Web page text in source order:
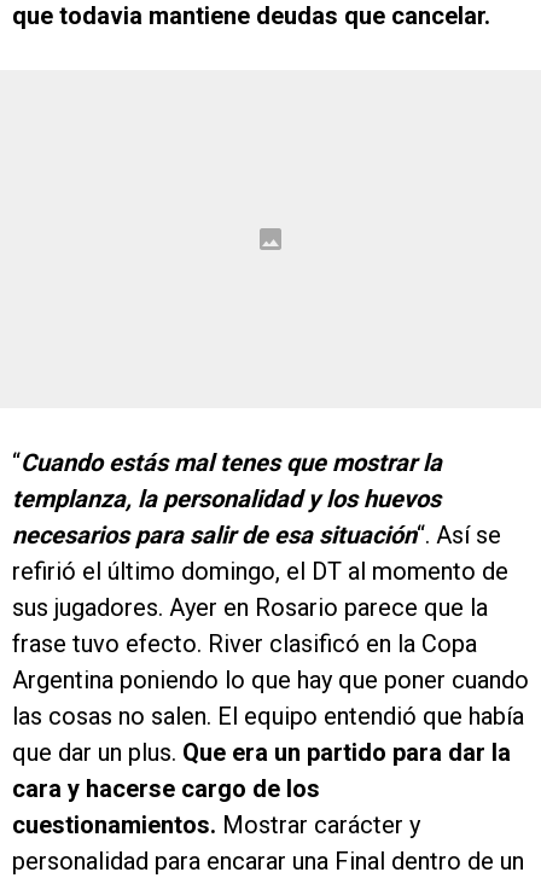
que todavia mantiene deudas que cancelar.
“Cuando estás mal tenes que mostrar la
templanza, la personalidad y los huevos
necesarios para salir de esa situación“. Así se
refirió el último domingo, el DT al momento de
sus jugadores. Ayer en Rosario parece que la
frase tuvo efecto. River clasificó en la Copa
Argentina poniendo lo que hay que poner cuando
las cosas no salen. El equipo entendió que había
que dar un plus. Que era un partido para dar la
cara y hacerse cargo de los
cuestionamientos. Mostrar carácter y
personalidad para encarar una Final dentro de un